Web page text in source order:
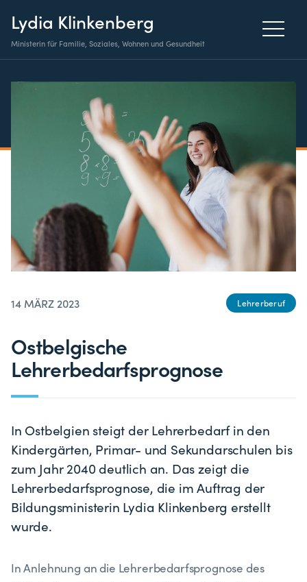
Lydia Klinkenberg
Ministerin für Familie, Soziales, Wohnen und Gesundheit
14 MÄRZ 2023 Lehrerberuf
Ostbelgische
Lehrerbedarfsprognose
In Ostbelgien steigt der Lehrerbedarf in den
Kindergärten, Primar- und Sekundarschulen bis
zum Jahr 2040 deutlich an. Das zeigt die
Lehrerbedarfsprognose, die im Auftrag der
Bildungsministerin Lydia Klinkenberg erstellt
wurde.
In Anlehnung an die Lehrerbedarfsprognose des